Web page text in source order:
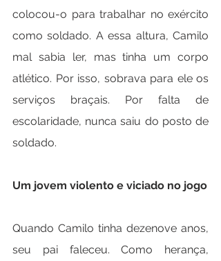
colocou-o para trabalhar no exército
como soldado. A essa altura, Camilo
mal sabia ler, mas tinha um corpo
atlético. Por isso, sobrava para ele os
serviços braçais. Por falta de
escolaridade, nunca saiu do posto de
soldado.
Um jovem violento e viciado no jogo
Quando Camilo tinha dezenove anos,
seu pai faleceu. Como herança,